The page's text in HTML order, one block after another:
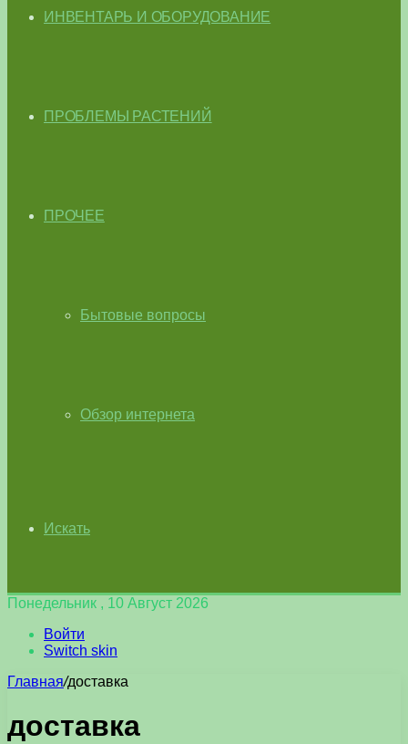
ИНВЕНТАРЬ И ОБОРУДОВАНИЕ
ПРОБЛЕМЫ РАСТЕНИЙ
ПРОЧЕЕ
Бытовые вопросы
Обзор интернета
Искать
Понедельник , 10 Август 2026
Войти
Switch skin
Главная/доставка
доставка